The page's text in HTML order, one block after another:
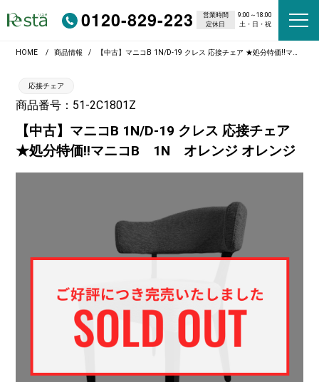
0120-829-223 営業時間
9:00～18:00
定休日
土・日・祝
HOME 商品情報 【中古】マニコB 1N/D-19 クレス 応接チェア ★処分特価!!マニコB 1N オレンジ オレンジ
応接チェア
商品番号：51-2C1801Z
【中古】マニコB 1N/D-19 クレス 応接チェア
★処分特価!!マニコB 1N オレンジ オレンジ